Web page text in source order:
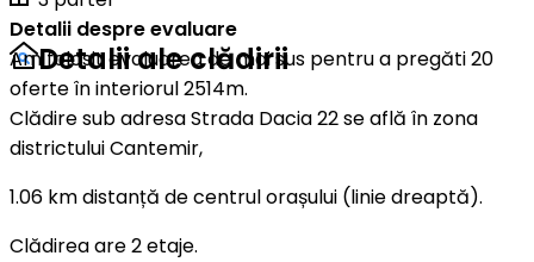
Detalii despre evaluare
Am folosit evaluarea de mai sus pentru a pregăti 20
oferte în interiorul 2514m.
Detalii ale clădirii
Clădire sub adresa Strada Dacia 22 se află în zona
districtului Cantemir,
1.06 km distanță de centrul orașului (linie dreaptă).
Clădirea are 2 etaje.